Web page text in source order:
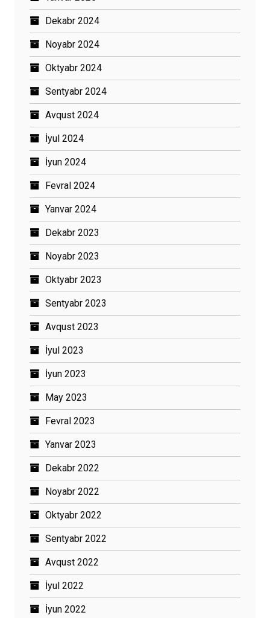
Dekabr 2024
Noyabr 2024
Oktyabr 2024
Sentyabr 2024
Avqust 2024
İyul 2024
İyun 2024
Fevral 2024
Yanvar 2024
Dekabr 2023
Noyabr 2023
Oktyabr 2023
Sentyabr 2023
Avqust 2023
İyul 2023
İyun 2023
May 2023
Fevral 2023
Yanvar 2023
Dekabr 2022
Noyabr 2022
Oktyabr 2022
Sentyabr 2022
Avqust 2022
İyul 2022
İyun 2022